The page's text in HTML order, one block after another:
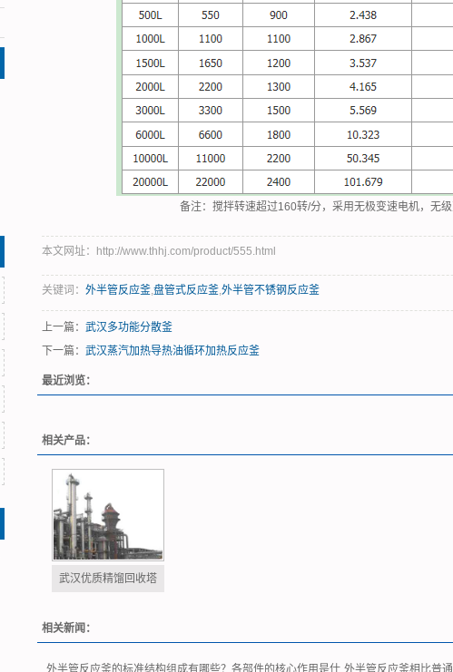
备注：搅拌转速超过160转/分，采用无极变速电机，无
本文网址：http://www.thhj.com/product/555.html
关键词： 外半管反应釜,盘管式反应釜,外半管不锈钢反应釜
上一篇： 武汉多功能分散釜
下一篇： 武汉蒸汽加热导热油循环加热反应釜
最近浏览：
相关产品：
武汉优质精馏回收塔
相关新闻：
外半管反应釜的标准结构组成有哪些？各部件的核心作用是什 外半管反应釜相比普